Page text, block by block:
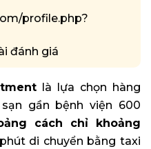
profile.php?
đánh giá
là lựa chọn hàng
gần bệnh viện 600
cách chỉ khoảng
di chuyển bằng taxi